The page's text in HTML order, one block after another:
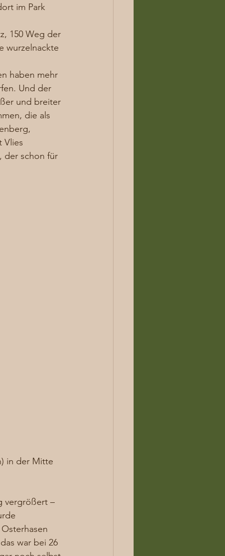
im Park
150 Weg der
wurzelnackte
haben mehr
Und der
und breiter
die als
Vlies
der schon für
in der Mitte
vergrößert –
war bei 26